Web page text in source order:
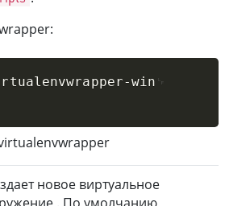
win
новое виртуальное